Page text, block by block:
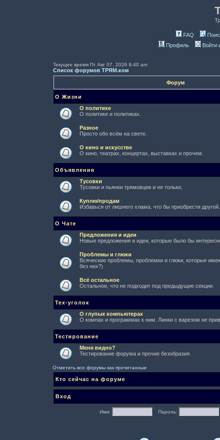
FAQ
Профиль
Войти
Текущее время Пт Авг 07, 2026 9:40 am
Список форумов ТРЯМ.ком
Форум
О Жизни
О политике
О политике и политиках.
Разное
Просто обо всём на свете.
О кино и искусстве
О кино, театрах, концертах, выставках и прочем.
Объявления
Тусовки
Тусовки и пьянки трямовцев и не только.
Куплю/продам
Избавься от лишнего хлама, что бы приобрести другой.
О Чате
Предложения и идеи
Новые предложения и идеи, которые было бы
Проблемы и глюки
Всяческие проблемы, проблемки и глюки, которые
без них?)
Всё остальное
Остальное, что не подходит под предыдущие секции.
Тех-уголок
О глупых компьютерах
О компах и программах к ним. Линки с варезом не
Тестирование
Меня видно?
Тестирование форума и прочие безобразия.
Отметить все форумы как прочитанные
Кто сейчас на форуме
Вход
Имя: Пароль: